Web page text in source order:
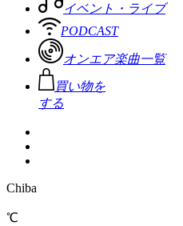
イベント・ライブ
PODCAST
オンエア楽曲一覧
買い物を
する
Chiba
℃